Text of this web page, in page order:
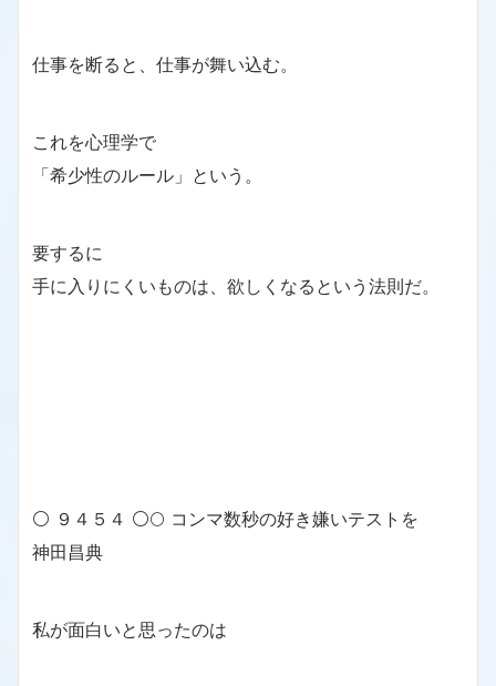
仕事を断ると、仕事が舞い込む。
これを心理学で
「希少性のルール」という。
要するに
手に入りにくいものは、欲しくなるという法則だ。
⚪ ９４５４ ⚪🌕 コンマ数秒の好き嫌いテストを
神田昌典
私が面白いと思ったのは